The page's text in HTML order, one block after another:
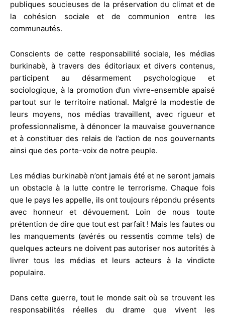
publiques soucieuses de la préservation du climat et de
la cohésion sociale et de communion entre les
communautés.
Conscients de cette responsabilité sociale, les médias
burkinabè, à travers des éditoriaux et divers contenus,
participent au désarmement psychologique et
sociologique, à la promotion d’un vivre-ensemble apaisé
partout sur le territoire national. Malgré la modestie de
leurs moyens, nos médias travaillent, avec rigueur et
professionnalisme, à dénoncer la mauvaise gouvernance
et à constituer des relais de l’action de nos gouvernants
ainsi que des porte-voix de notre peuple.
Les médias burkinabè n’ont jamais été et ne seront jamais
un obstacle à la lutte contre le terrorisme. Chaque fois
que le pays les appelle, ils ont toujours répondu présents
avec honneur et dévouement. Loin de nous toute
prétention de dire que tout est parfait ! Mais les fautes ou
les manquements (avérés ou ressentis comme tels) de
quelques acteurs ne doivent pas autoriser nos autorités à
livrer tous les médias et leurs acteurs à la vindicte
populaire.
Dans cette guerre, tout le monde sait où se trouvent les
responsabilités réelles du drame que vivent les